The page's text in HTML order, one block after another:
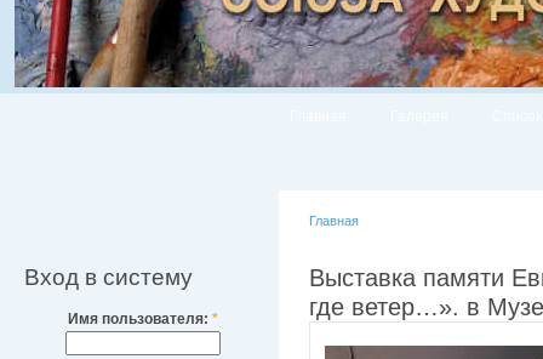
Вход в систему
Имя пользователя: *
Главная
Выставка памяти
где ветер…». в